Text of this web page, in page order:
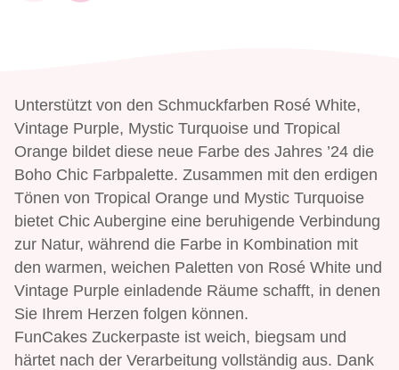
Unterstützt von den Schmuckfarben Rosé White,
Vintage Purple, Mystic Turquoise und Tropical
Orange bildet diese neue Farbe des Jahres ’24 die
Boho Chic Farbpalette. Zusammen mit den erdigen
Tönen von Tropical Orange und Mystic Turquoise
bietet Chic Aubergine eine beruhigende Verbindung
zur Natur, während die Farbe in Kombination mit
den warmen, weichen Paletten von Rosé White und
Vintage Purple einladende Räume schafft, in denen
Sie Ihrem Herzen folgen können.
FunCakes Zuckerpaste ist weich, biegsam und
härtet nach der Verarbeitung vollständig aus. Dank